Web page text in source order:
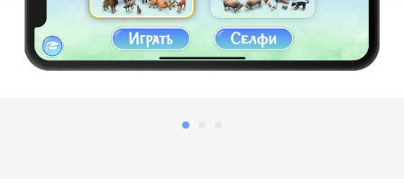
Нажимая кнопку «Отправить заявку»,
я даю согласие на обработку
своихконфиденциальных данныхи даю
согласие получать информационные
письма, понимая, что могу отписаться